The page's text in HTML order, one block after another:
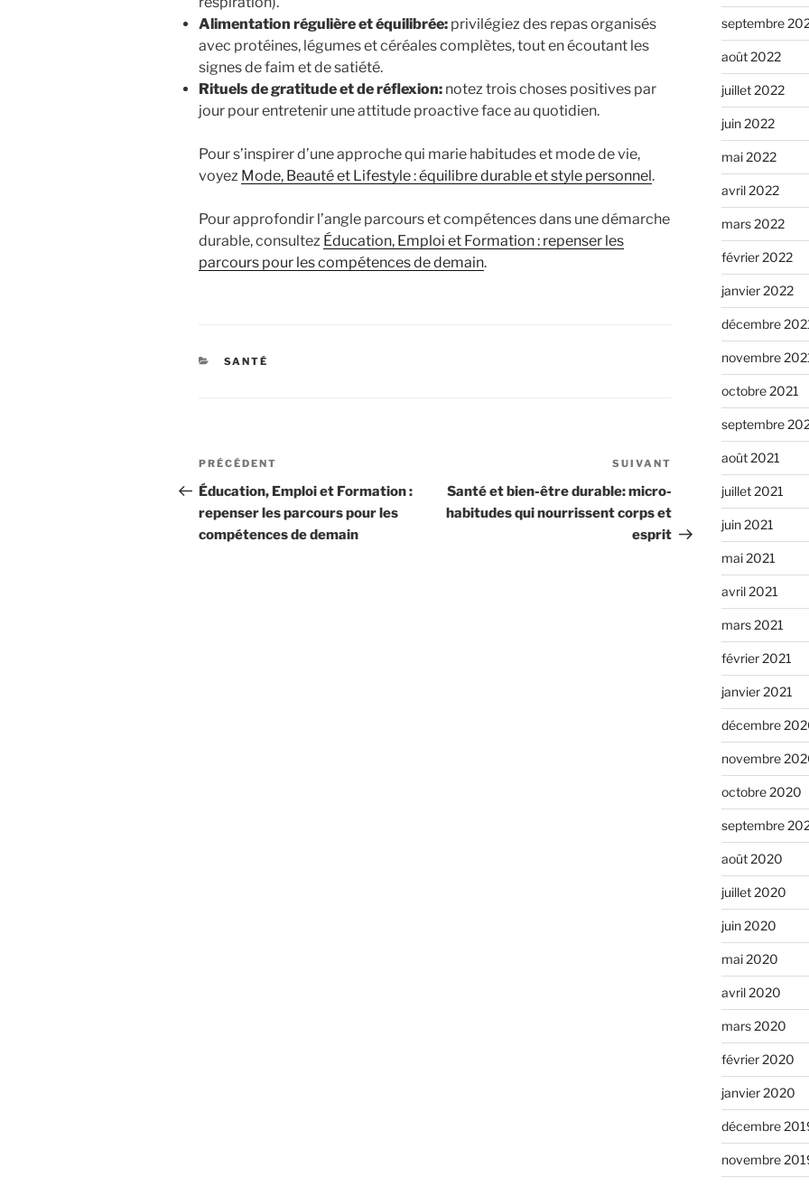
Alimentation régulière et équilibrée: privilégiez des repas organisés
avec protéines, légumes et céréales complètes, tout en écoutant les
signes de faim et de satiété.
Rituels de gratitude et de réflexion: notez trois choses positives par
jour pour entretenir une attitude proactive face au quotidien.
Pour s’inspirer d’une approche qui marie habitudes et mode de vie,
voyez Mode, Beauté et Lifestyle : équilibre durable et style personnel.
Pour approfondir l’angle parcours et compétences dans une démarche
durable, consultez Éducation, Emploi et Formation : repenser les
parcours pour les compétences de demain.
CATÉGORIES
SANTÉ
Navigation
de
l’article
Article
précédent
PRÉCÉDENT
Éducation, Emploi et Formation :
repenser les parcours pour les
compétences de demain
suivant
SUIVANT
Santé et bien-être durable: micro-
habitudes qui nourrissent corps et
esprit
septembre
août 2022
juillet 2022
juin 2022
mai 2022
avril 2022
mars 2022
février 2022
janvier 2022
décembre
novembre
octobre 2021
septembre
août 2021
juillet 2021
juin 2021
mai 2021
avril 2021
mars 2021
février 2021
janvier 2021
décembre
novembre
octobre 2020
septembre
août 2020
juillet 2020
juin 2020
mai 2020
avril 2020
mars 2020
février 2020
janvier 2020
décembre
novembre